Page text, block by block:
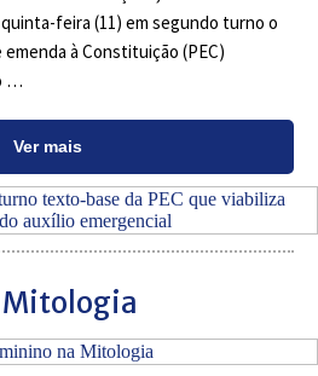
feira (11) em segundo turno o
à Constituição (PEC)
…
Ver mais
Mitologia